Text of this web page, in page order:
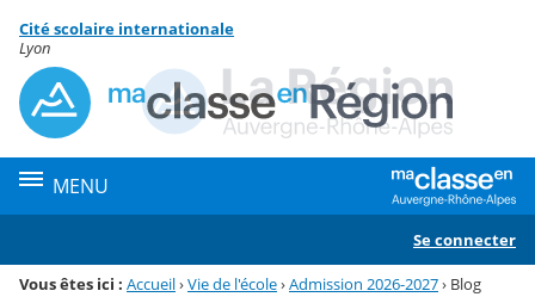
Menu de la rubrique
Contenu
Cité scolaire internationale
Lyon
MENU
Se connecter
Vous êtes ici : Accueil›Vie de l'école›Admission 2026-2027› Blog